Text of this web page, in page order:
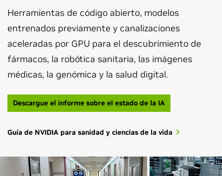
Herramientas de código abierto, modelos
entrenados previamente y canalizaciones
aceleradas por GPU para el descubrimiento de
fármacos, la robótica sanitaria, las imágenes
médicas, la genómica y la salud digital.
Descargue el informe sobre el estado de la IA
Guía de NVIDIA para sanidad y ciencias de la vida